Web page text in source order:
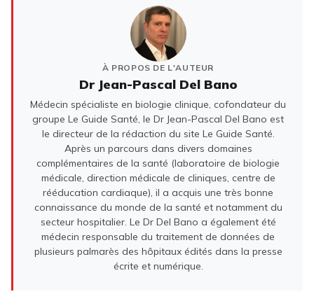
À PROPOS DE L'AUTEUR
Dr Jean-Pascal Del Bano
Médecin spécialiste en biologie clinique, cofondateur du
groupe Le Guide Santé, le Dr Jean-Pascal Del Bano est
le directeur de la rédaction du site Le Guide Santé.
Après un parcours dans divers domaines
complémentaires de la santé (laboratoire de biologie
médicale, direction médicale de cliniques, centre de
rééducation cardiaque), il a acquis une très bonne
connaissance du monde de la santé et notamment du
secteur hospitalier. Le Dr Del Bano a également été
médecin responsable du traitement de données de
plusieurs palmarès des hôpitaux édités dans la presse
écrite et numérique.